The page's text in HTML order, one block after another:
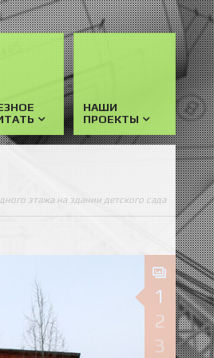
НАШИ
ПРОЕКТЫ
этажа на здании детского сада
1
2
3